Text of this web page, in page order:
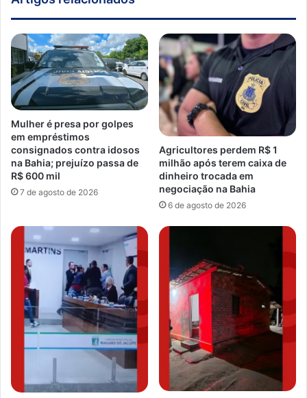
Mulher é presa por golpes
em empréstimos
consignados contra idosos
na Bahia; prejuízo passa de
R$ 600 mil
7 de agosto de 2026
Agricultores perdem R$ 1
milhão após terem caixa de
dinheiro trocada em
negociação na Bahia
6 de agosto de 2026